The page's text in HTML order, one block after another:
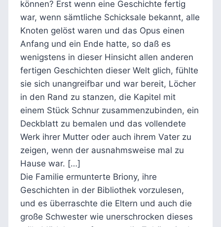
können? Erst wenn eine Geschichte fertig
war, wenn sämtliche Schicksale bekannt, alle
Knoten gelöst waren und das Opus einen
Anfang und ein Ende hatte, so daß es
wenigstens in dieser Hinsicht allen anderen
fertigen Geschichten dieser Welt glich, fühlte
sie sich unangreifbar und war bereit, Löcher
in den Rand zu stanzen, die Kapitel mit
einem Stück Schnur zusammenzubinden, ein
Deckblatt zu bemalen und das vollendete
Werk ihrer Mutter oder auch ihrem Vater zu
zeigen, wenn der ausnahmsweise mal zu
Hause war. […]
Die Familie ermunterte Briony, ihre
Geschichten in der Bibliothek vorzulesen,
und es überraschte die Eltern und auch die
große Schwester wie unerschrocken dieses